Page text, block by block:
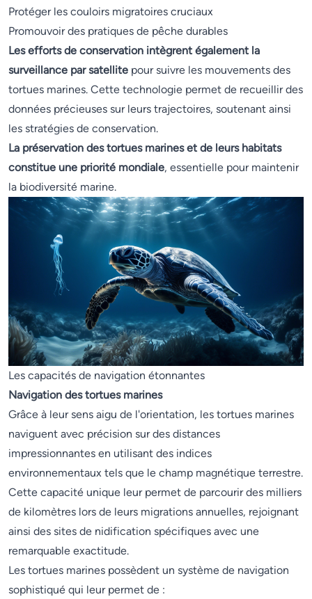
Protéger les couloirs migratoires cruciaux
Promouvoir des pratiques de pêche durables
Les efforts de conservation intègrent également la
surveillance par satellite pour suivre les mouvements des
tortues marines. Cette technologie permet de recueillir des
données précieuses sur leurs trajectoires, soutenant ainsi
les stratégies de conservation.
La préservation des tortues marines et de leurs habitats
constitue une priorité mondiale, essentielle pour maintenir
la biodiversité marine.
Les capacités de navigation étonnantes
Navigation des tortues marines
Grâce à leur sens aigu de l'orientation, les tortues marines
naviguent avec précision sur des distances
impressionnantes en utilisant des indices
environnementaux tels que le champ magnétique terrestre.
Cette capacité unique leur permet de parcourir des milliers
de kilomètres lors de leurs migrations annuelles, rejoignant
ainsi des sites de nidification spécifiques avec une
remarquable exactitude.
Les tortues marines possèdent un système de navigation
sophistiqué qui leur permet de :